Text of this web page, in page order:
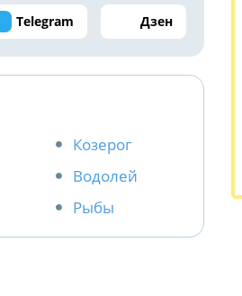
Telegram Дзен
Козерог
Водолей
Рыбы